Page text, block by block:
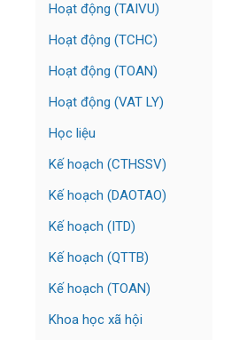
Hoạt động (TAIVU)
Hoạt động (TCHC)
Hoạt động (TOAN)
Hoạt động (VAT LY)
Học liệu
Kế hoạch (CTHSSV)
Kế hoạch (DAOTAO)
Kế hoạch (ITD)
Kế hoạch (QTTB)
Kế hoạch (TOAN)
Khoa học xã hội